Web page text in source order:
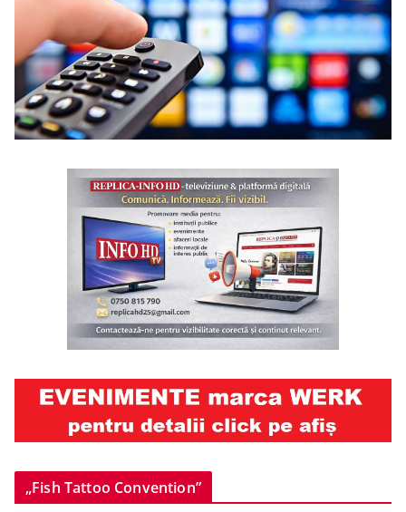
„Fish Tattoo Convention”